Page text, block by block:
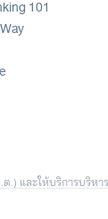
101
.) และให้บริการบริห
อการชักชวนให้ลงทุ
นาคต การลงทุนมีคว